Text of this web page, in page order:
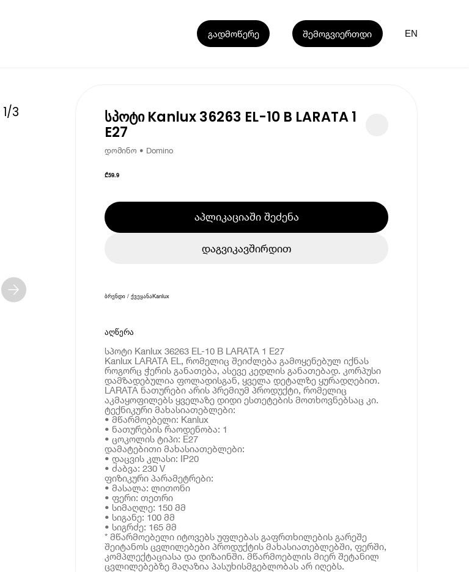
გადმოწერე შემოგვიერთდი EN
1/3 სპოტი Kanlux 36263 EL-10 B LARATA 1
E27
დომინო • Domino
₾59.9
აპლიკაციაში შეძენა
დაგვიკავშირდით
ბრენდი / ქვეყანაKanlux
აღწერა
სპოტი Kanlux 36263 EL-10 B LARATA 1 E27
Kanlux LARATA EL, რომელიც შეიძლება გამოყენებულ იქნას
როგორც ჭერის განათება, ასევე კედლის განათებად. კორპუსი
დამზადებულია ფოლადისგან, ყველა დეტალზე ყურადღებით.
LARATA ნათურები არის პრემიუმ პროდუქტი, რომელიც
აკმაყოფილებს ყველაზე დიდი ესთეტების მოთხოვნებსაც კი.
ტექნიკური მახასიათებლები:
• მწარმოებელი: Kanlux
• ნათურების რაოდენობა: 1
• ცოკოლის ტიპი: E27
დამატებითი მახასიათებლები:
• დაცვის კლასი: IP20
• ძაბვა: 230 V
ფიზიკური პარამეტრები:
• მასალა: ლითონი
• ფერი: თეთრი
• სიმაღლე: 150 მმ
• სიგანე: 100 მმ
• სიგრძე: 165 მმ
* მწარმოებელი იტოვებს უფლებას გაფრთხილების გარეშე
შეიტანოს ცვლილებები პროდუქტის მახასიათებლებში, ფერში,
კომპლექტაციასა და დიზაინში. მწარმოებლის მიერ შეტანილ
ცვლილებებზე მაღაზია პასუხისმგებლობას არ იღებს.